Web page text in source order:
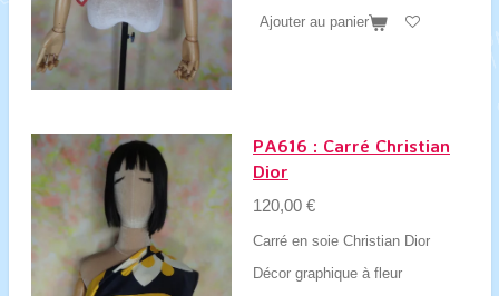
Ajouter au panier
PA616 : Carré Christian
Dior
120,00 €
Carré en soie Christian Dior
Décor graphique à fleur